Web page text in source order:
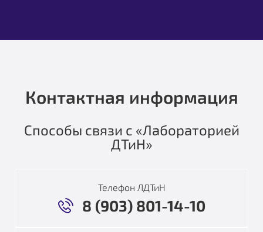
Контактная информация
Способы связи с «Лабораторией
ДТиН»
Телефон ЛДТиН
8 (903) 801-14-10